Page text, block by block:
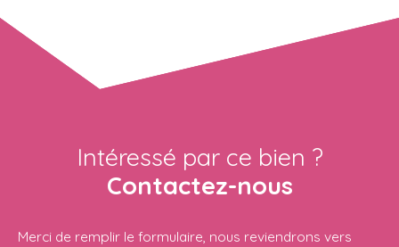
Intéressé par ce bien ?
Contactez-nous
Merci de remplir le formulaire, nous reviendrons vers